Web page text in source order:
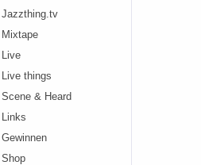
Jazzthing.tv
Mixtape
Live
Live things
Scene & Heard
Links
Gewinnen
Shop